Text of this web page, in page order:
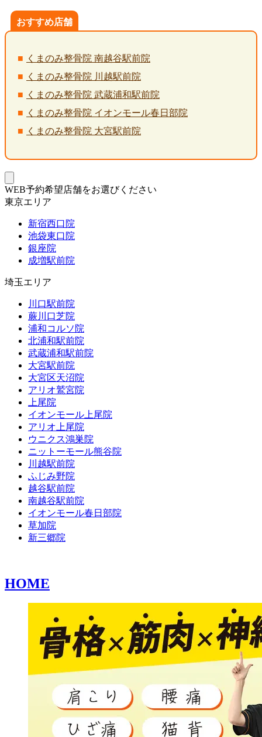
おすすめ店舗
くまのみ整骨院 南越谷駅前院
くまのみ整骨院 川越駅前院
くまのみ整骨院 武蔵浦和駅前院
くまのみ整骨院 イオンモール春日部院
くまのみ整骨院 大宮駅前院
WEB予約希望店舗をお選びください
東京エリア
新宿西口院
池袋東口院
銀座院
成増駅前院
埼玉エリア
川口駅前院
蕨川口芝院
浦和コルソ院
北浦和駅前院
武蔵浦和駅前院
大宮駅前院
大宮区天沼院
アリオ鷲宮院
上尾院
イオンモール上尾院
アリオ上尾院
ウニクス鴻巣院
ニットーモール熊谷院
川越駅前院
ふじみ野院
越谷駅前院
南越谷駅前院
イオンモール春日部院
草加院
新三郷院
HOME